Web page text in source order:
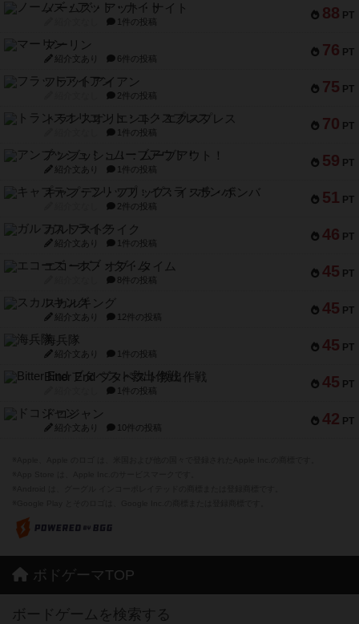
88 PT
ノームズ・アット・ナイト
1件の投稿
76 PT
マーリン
紹介文あり 6件の投稿
75 PT
フラットアイアン
2件の投稿
70 PT
トランスオリエント・エクスプレス
1件の投稿
59 PT
アンブッシュ！：ムーブアウト！
紹介文あり 1件の投稿
51 PT
キャプテン・フリップ：イスラ・ボンバ
2件の投稿
46 PT
ガルフストライク
紹介文あり 1件の投稿
45 PT
エコーズ・オブ・タイム
8件の投稿
45 PT
スカルキング
紹介文あり 12件の投稿
45 PT
海兵隊
紹介文あり 1件の投稿
45 PT
Bitter End ブタペスト救出作戦
1件の投稿
42 PT
ドコジャン
紹介文あり 10件の投稿
ボドゲーマTOP
ボードゲームを検索する